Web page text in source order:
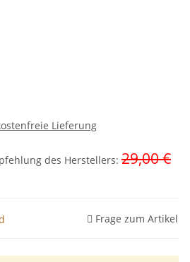
Lieferung
des Herstellers: 29,00 €
Frage zum Artikel